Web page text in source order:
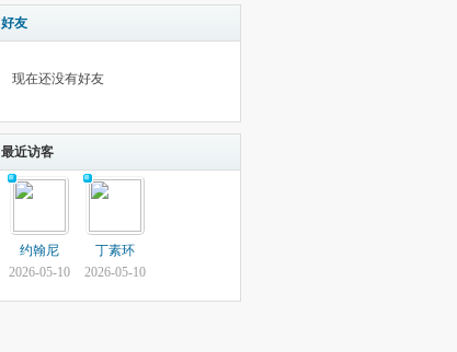
好友
现在还没有好友
最近访客
约翰尼
2026-05-10
丁素环
2026-05-10